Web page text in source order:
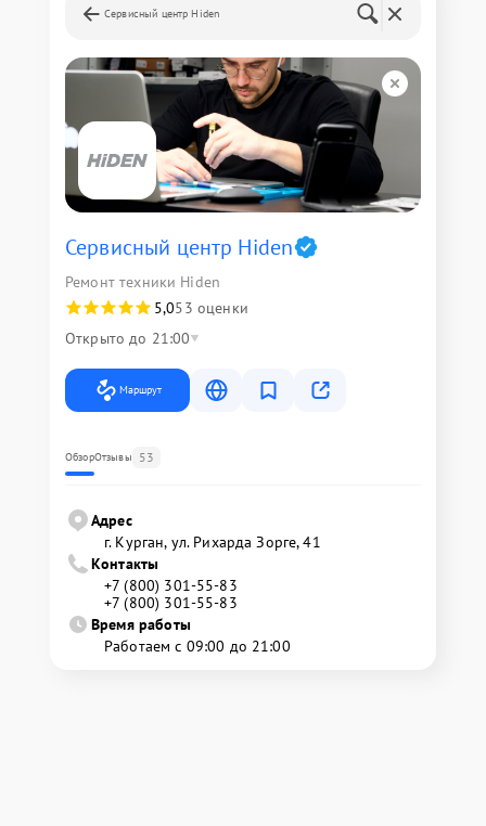
Сервисный центр Hiden
Сервисный центр Hiden
Ремонт техники Hiden
5,053 оценки
Открыто до 21:00
Маршрут
ОбзорОтзывы 53
Адрес
г. Курган, ул. Рихарда Зорге, 41
Контакты
+7 (800) 301-55-83
+7 (800) 301-55-83
Время работы
Работаем с 09:00 до 21:00